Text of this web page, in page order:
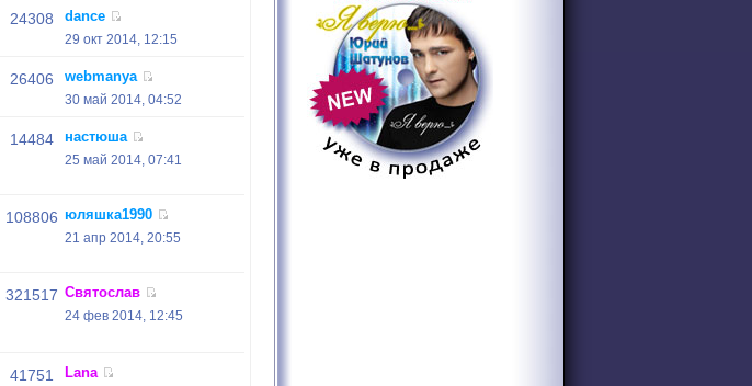
24308 dance
29 окт 2014, 12:15
26406 webmanya
30 май 2014, 04:52
14484 настюша
25 май 2014, 07:41
108806 юляшка1990
21 апр 2014, 20:55
321517 Святослав
24 фев 2014, 12:45
41751 Lana